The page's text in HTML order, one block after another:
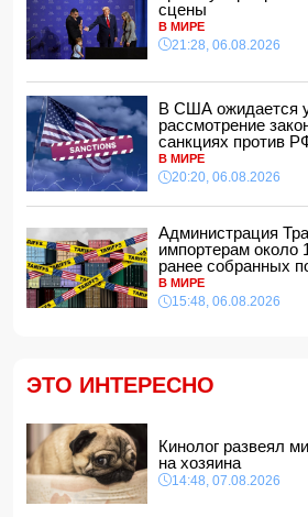
14:04, 07.08.2026
Ильхам Алиев подписал
дипломатами
Прогноз погоды в Азербайджане на
12:48, 07.08.2026
В Азербайджане ищут сотрудников
000 манатов
12:40, 07.08.2026
с 2020 года показателя
12:34, 07.08.2026
Житель Гёйчая напал с ножом на
в кафе
12:12, 07.08.2026
Макгрегор заявил о начале
октагон
12:00, 07.08.2026
Опасный вирус приближается к
11:48, 07.08.2026
сцены
В МИРЕ
21:28, 06.08.2026
В США ожидается
рассмотрение
санкциях против
В МИРЕ
20:20, 06.08.2026
Администрация
импортерам около
ранее собранных
В МИРЕ
15:48, 06.08.2026
ЭТО ИНТЕРЕСНО
Кинолог развеял
на хозяина
14:48, 07.08.2026